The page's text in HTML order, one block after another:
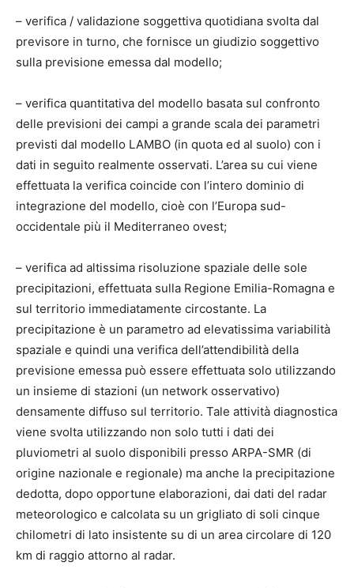
– verifica / validazione soggettiva quotidiana svolta dal
previsore in turno, che fornisce un giudizio soggettivo
sulla previsione emessa dal modello;
– verifica quantitativa del modello basata sul confronto
delle previsioni dei campi a grande scala dei parametri
previsti dal modello LAMBO (in quota ed al suolo) con i
dati in seguito realmente osservati. L’area su cui viene
effettuata la verifica coincide con l’intero dominio di
integrazione del modello, cioè con l’Europa sud-
occidentale più il Mediterraneo ovest;
– verifica ad altissima risoluzione spaziale delle sole
precipitazioni, effettuata sulla Regione Emilia-Romagna e
sul territorio immediatamente circostante. La
precipitazione è un parametro ad elevatissima variabilità
spaziale e quindi una verifica dell’attendibilità della
previsione emessa può essere effettuata solo utilizzando
un insieme di stazioni (un network osservativo)
densamente diffuso sul territorio. Tale attività diagnostica
viene svolta utilizzando non solo tutti i dati dei
pluviometri al suolo disponibili presso ARPA-SMR (di
origine nazionale e regionale) ma anche la precipitazione
dedotta, dopo opportune elaborazioni, dai dati del radar
meteorologico e calcolata su un grigliato di soli cinque
chilometri di lato insistente su di un area circolare di 120
km di raggio attorno al radar.